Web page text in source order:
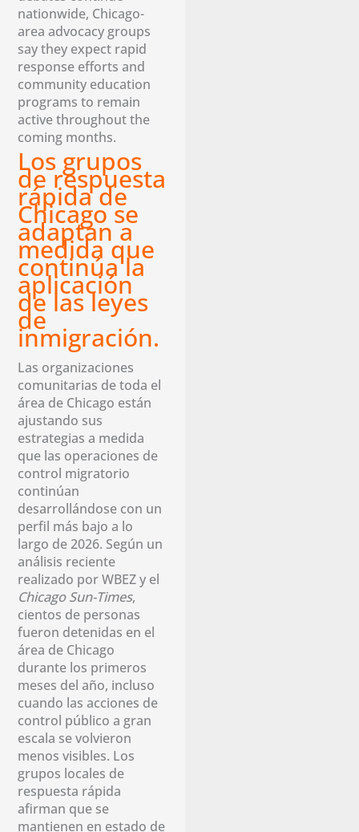
nationwide, Chicago-
area advocacy groups
say they expect rapid
response efforts and
community education
programs to remain
active throughout the
coming months.
Los grupos
de respuesta
rápida de
Chicago se
adaptan a
medida que
continúa la
aplicación
de las leyes
de
inmigración.
Las organizaciones
comunitarias de toda el
área de Chicago están
ajustando sus
estrategias a medida
que las operaciones de
control migratorio
continúan
desarrollándose con un
perfil más bajo a lo
largo de 2026. Según un
análisis reciente
realizado por WBEZ y el
Chicago Sun-Times,
cientos de personas
fueron detenidas en el
área de Chicago
durante los primeros
meses del año, incluso
cuando las acciones de
control público a gran
escala se volvieron
menos visibles. Los
grupos locales de
respuesta rápida
afirman que se
mantienen en estado de